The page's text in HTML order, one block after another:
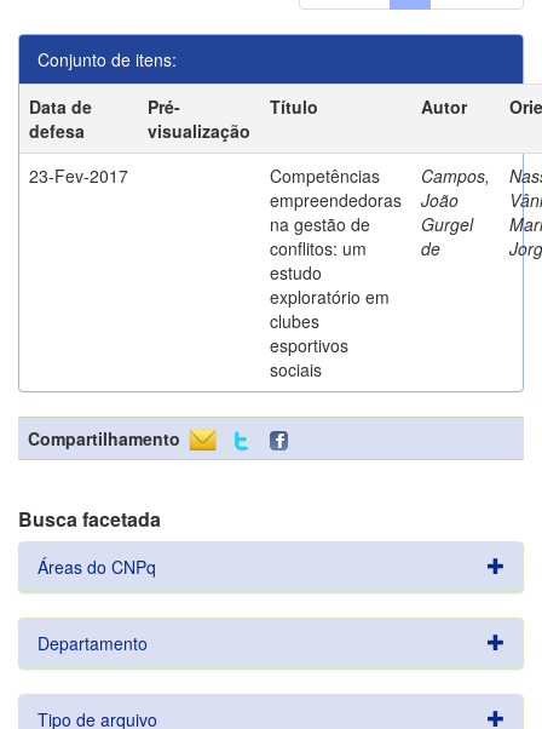
Conjunto de itens:
Data de
defesa
Pré-
visualização
Título Autor
23-Fev-2017
Competências
empreendedoras
na gestão de
conflitos: um
estudo
exploratório em
clubes
esportivos
sociais
Campos,
João
Gurgel
de
Compartilhamento
Busca facetada
Áreas do CNPq
Departamento
Tipo de arquivo